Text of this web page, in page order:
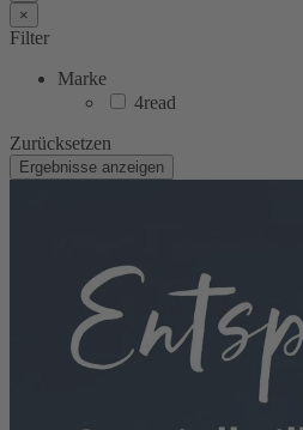
×
Filter
Marke
4read
Zurücksetzen
Ergebnisse anzeigen